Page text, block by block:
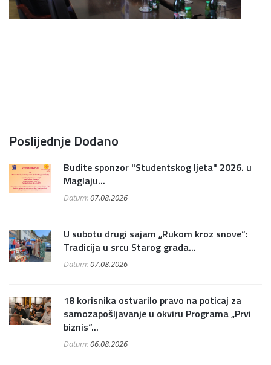
Poslijednje Dodano
Budite sponzor "Studentskog ljeta" 2026. u
Maglaju...
Datum:07.08.2026
U subotu drugi sajam „Rukom kroz snove“:
Tradicija u srcu Starog grada...
Datum:07.08.2026
18 korisnika ostvarilo pravo na poticaj za
samozapošljavanje u okviru Programa „Prvi
biznis“...
Datum:06.08.2026